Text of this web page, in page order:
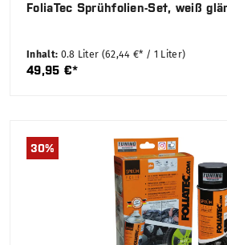
FoliaTec Sprühfolien-Set, weiß
Inhalt: 0.8 Liter (62,44 €* / 1 Liter)
49,95 €*
30%